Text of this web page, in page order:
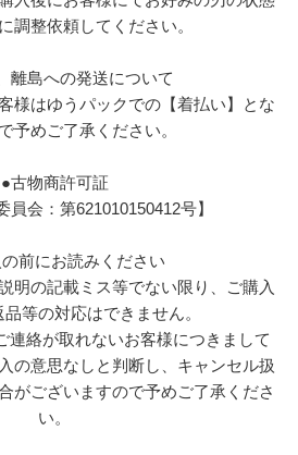
調整依頼してください。
離島への発送について
様はゆうパックでの【着払い】とな
予めご了承ください。
●古物商許可証
員会：第621010150412号】
前にお読みください
明の記載ミス等でない限り、ご購入
等の対応はできません。
連絡が取れないお客様につきまして
の意思なしと判断し、キャンセル扱
がございますので予めご了承くださ
い。